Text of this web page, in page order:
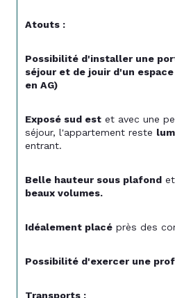
Atouts :
Possibilité d'installer une
séjour et de jouir d'un
en AG)
Exposé sud est et avec une
séjour, l'appartement reste
entrant.
Belle hauteur sous plafond
beaux volumes.
Idéalement placé près des
Possibilité d'exercer une
Transports :